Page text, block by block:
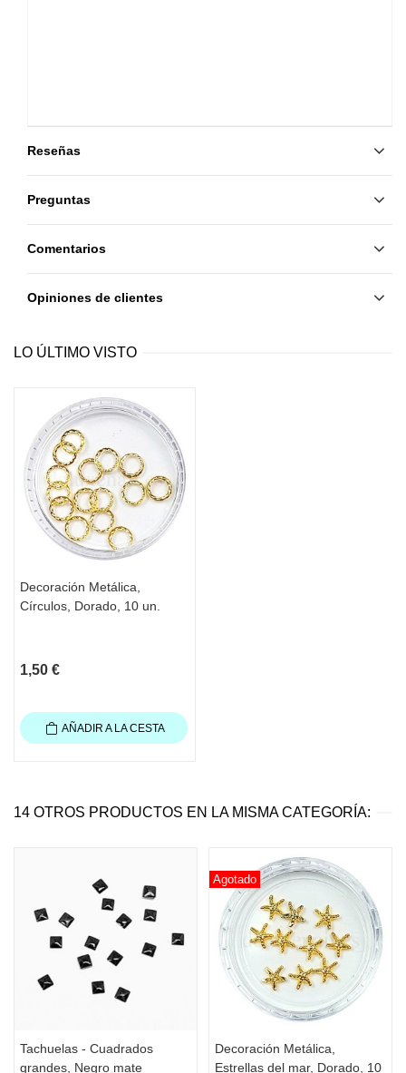
Reseñas
Preguntas
Comentarios
Opiniones de clientes
LO ÚLTIMO VISTO
Decoración Metálica,
Círculos, Dorado, 10 un.
1,50 €
AÑADIR A LA CESTA
14 OTROS PRODUCTOS EN LA MISMA CATEGORÍA:
Tachuelas - Cuadrados
grandes, Negro mate
Agotado
Decoración Metálica,
Estrellas del mar, Dorado, 10